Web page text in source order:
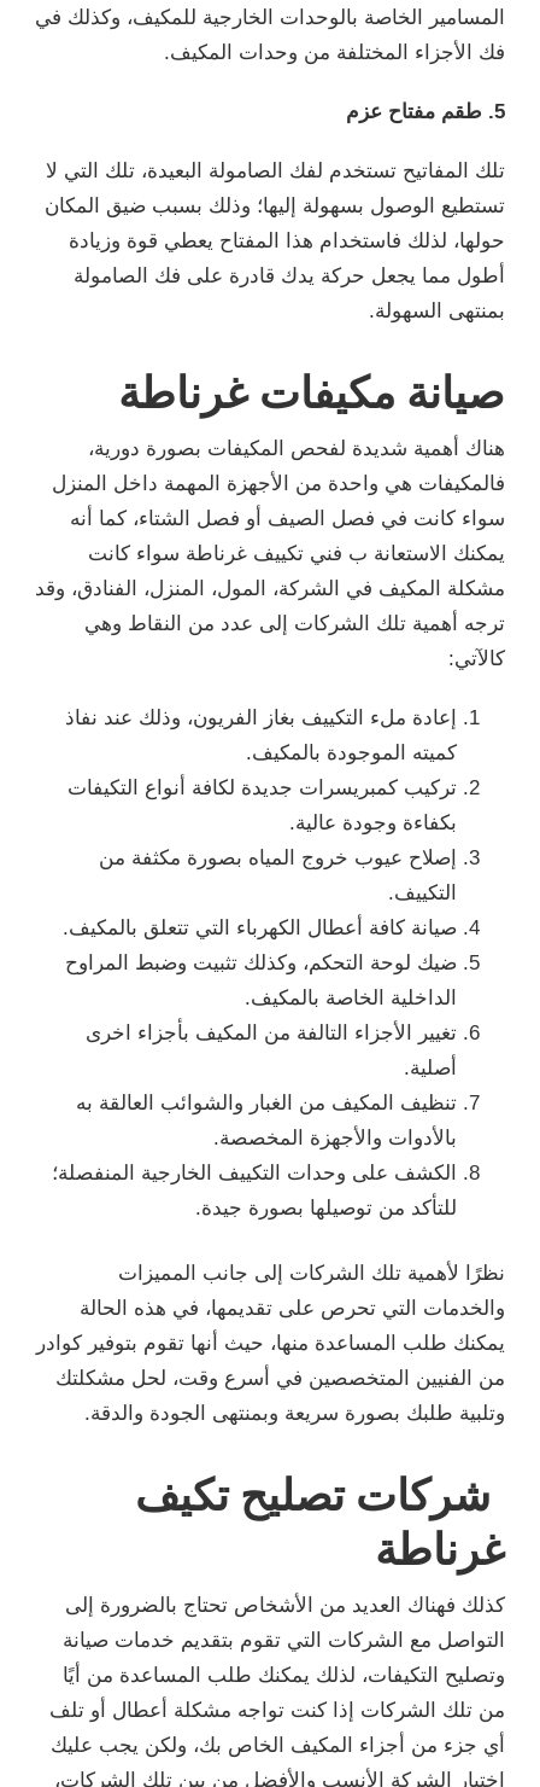
المسامير الخاصة بالوحدات الخارجية للمكيف، وكذلك في
فك الأجزاء المختلفة من وحدات المكيف.
5. طقم مفتاح عزم
تلك المفاتيح تستخدم لفك الصامولة البعيدة، تلك التي لا
تستطيع الوصول بسهولة إليها؛ وذلك بسبب ضيق المكان
حولها، لذلك فاستخدام هذا المفتاح يعطي قوة وزيادة
أطول مما يجعل حركة يدك قادرة على فك الصامولة
بمنتهى السهولة.
صيانة مكيفات غرناطة
هناك أهمية شديدة لفحص المكيفات بصورة دورية،
فالمكيفات هي واحدة من الأجهزة المهمة داخل المنزل
سواء كانت في فصل الصيف أو فصل الشتاء، كما أنه
يمكنك الاستعانة ب فني تكييف غرناطة سواء كانت
مشكلة المكيف في الشركة، المول، المنزل، الفنادق، وقد
ترجه أهمية تلك الشركات إلى عدد من النقاط وهي
كالآتي:
إعادة ملء التكييف بغاز الفريون، وذلك عند نفاذ
كميته الموجودة بالمكيف.
تركيب كمبريسرات جديدة لكافة أنواع التكيفات
بكفاءة وجودة عالية.
إصلاح عيوب خروج المياه بصورة مكثفة من
التكييف.
صيانة كافة أعطال الكهرباء التي تتعلق بالمكيف.
ضيك لوحة التحكم، وكذلك تثبيت وضبط المراوح
الداخلية الخاصة بالمكيف.
تغيير الأجزاء التالفة من المكيف بأجزاء اخرى
أصلية.
تنظيف المكيف من الغبار والشوائب العالقة به
بالأدوات والأجهزة المخصصة.
الكشف على وحدات التكييف الخارجية المنفصلة؛
للتأكد من توصيلها بصورة جيدة.
نظرًا لأهمية تلك الشركات إلى جانب المميزات
والخدمات التي تحرص على تقديمها، في هذه الحالة
يمكنك طلب المساعدة منها، حيث أنها تقوم بتوفير كوادر
من الفنيين المتخصصين في أسرع وقت، لحل مشكلتك
وتلبية طلبك بصورة سريعة وبمنتهى الجودة والدقة.
شركات تصليح تكيف
غرناطة
كذلك فهناك العديد من الأشخاص تحتاج بالضرورة إلى
التواصل مع الشركات التي تقوم بتقديم خدمات صيانة
وتصليح التكيفات، لذلك يمكنك طلب المساعدة من أيًا
من تلك الشركات إذا كنت تواجه مشكلة أعطال أو تلف
أي جزء من أجزاء المكيف الخاص بك، ولكن يجب عليك
اختيار الشركة الأنسب والأفضل من بين تلك الشركات،